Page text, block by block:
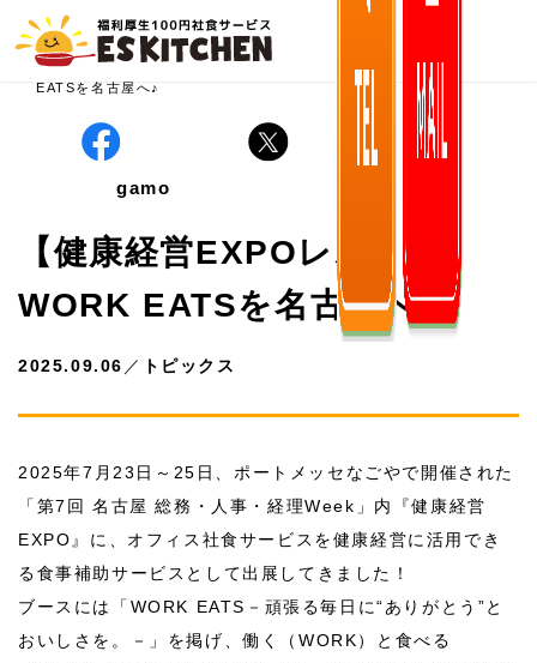
【健康経営EXPOレポ】WORK
EATSを名古屋へ♪
gamo
【健康経営EXPOレポ】
WORK EATSを名古屋へ♪
2025.09.06 ／ トピックス
2025年7月23日～25日、ポートメッセなごやで開催された
「第7回 名古屋 総務・人事・経理Week」内『健康経営
EXPO』に、オフィス社食サービスを健康経営に活用でき
る食事補助サービスとして出展してきました！
ブースには「WORK EATS－頑張る毎日に“ありがとう”と
おいしさを。－」を掲げ、働く（WORK）と食べる